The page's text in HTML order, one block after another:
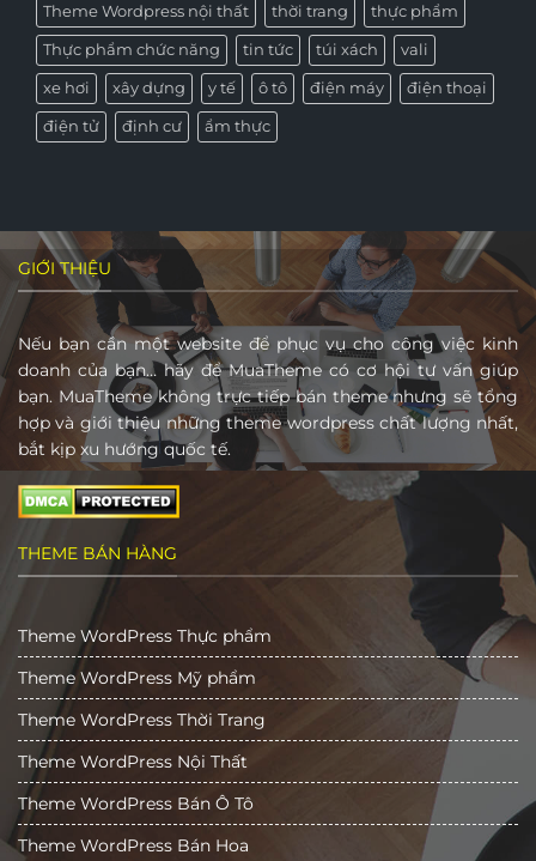
Theme Wordpress nội thất thời trang thực phẩm
Thực phẩm chức năng tin tức túi xách vali
xe hơi xây dựng y tế ô tô điện máy điện thoại
điện tử định cư ẩm thực
GIỚI THIỆU
Nếu bạn cần một website để phục vụ cho công việc kinh
doanh của bạn… hãy để MuaTheme có cơ hội tư vấn giúp
bạn. MuaTheme không trực tiếp bán theme nhưng sẽ tổng
hợp và giới thiệu những theme wordpress chất lượng nhất,
bắt kịp xu hướng quốc tế.
THEME BÁN HÀNG
Theme WordPress Thực phẩm
Theme WordPress Mỹ phẩm
Theme WordPress Thời Trang
Theme WordPress Nội Thất
Theme WordPress Bán Ô Tô
Theme WordPress Bán Hoa